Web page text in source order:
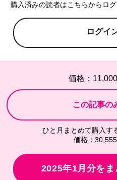
購入済みの読者はこちらからロ
ログイ
価格：
ひと月まとめて購入す
価格：30,555
2025年1月分を